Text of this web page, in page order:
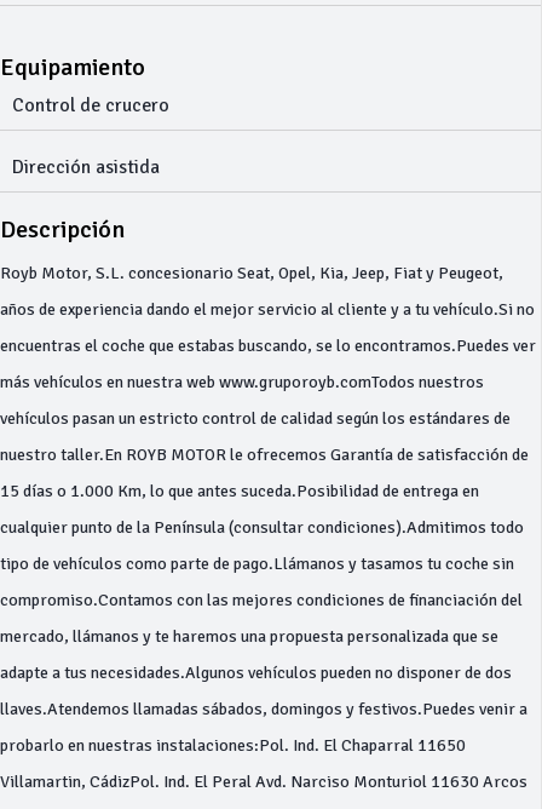
Equipamiento
Control de crucero
Dirección asistida
Descripción
Royb Motor, S.L. concesionario Seat, Opel, Kia, Jeep, Fiat y Peugeot,
años de experiencia dando el mejor servicio al cliente y a tu vehículo.Si no
encuentras el coche que estabas buscando, se lo encontramos.Puedes ver
más vehículos en nuestra web www.gruporoyb.comTodos nuestros
vehículos pasan un estricto control de calidad según los estándares de
nuestro taller.En ROYB MOTOR le ofrecemos Garantía de satisfacción de
15 días o 1.000 Km, lo que antes suceda.Posibilidad de entrega en
cualquier punto de la Península (consultar condiciones).Admitimos todo
tipo de vehículos como parte de pago.Llámanos y tasamos tu coche sin
compromiso.Contamos con las mejores condiciones de financiación del
mercado, llámanos y te haremos una propuesta personalizada que se
adapte a tus necesidades.Algunos vehículos pueden no disponer de dos
llaves.Atendemos llamadas sábados, domingos y festivos.Puedes venir a
probarlo en nuestras instalaciones:Pol. Ind. El Chaparral 11650
Villamartin, CádizPol. Ind. El Peral Avd. Narciso Monturiol 11630 Arcos